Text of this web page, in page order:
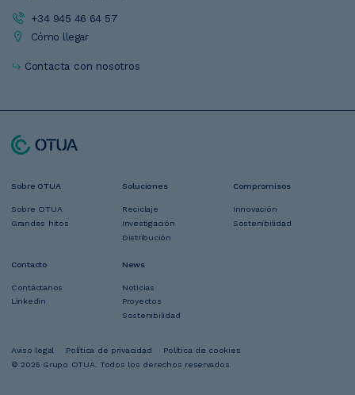
+34 945 46 64 57
Cómo llegar
Contacta con nosotros
Navegación
Sobre OTUA
Sobre OTUA
Grandes hitos
Soluciones
Reciclaje
Investigación
Distribución
Compromisos
Innovación
Sostenibilidad
Contacto
Contáctanos
Linkedin
News
Noticias
Proyectos
Sostenibilidad
© 2025 Grupo OTUA. Todos los derechos reservados.
Pie
Aviso legal Política de privacidad Política de cookies